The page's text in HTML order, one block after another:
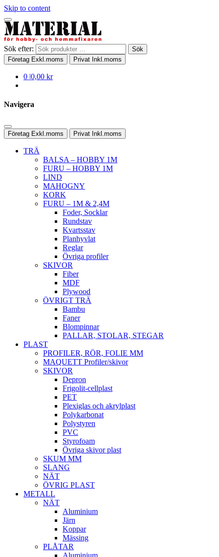
Skip to content
Sök efter:
Sök
Företag Exkl.moms Privat Inkl.moms
0 |0,00 kr
Navigera
Företag Exkl.moms Privat Inkl.moms
TRÄ
BALSA – HOBBY 1M
FURU – HOBBY 1M
LIND
MAHOGNY
KORK
FURU – 1M & 2,4M
Foder, Socklar
Rundstav
Kvartsstav
Planhyvlat
Reglar
Övriga profiler
SKIVOR
Fiber
MDF
Plywood
ÖVRIGT TRÄ
Bambu
Faner
Blompinnar
PALLAR, STOLAR, STEGAR
PLAST
PROFILER, RÖR, FOLIE MM
MAQUETT Profiler/skivor
SKIVOR
Depron
Frigolit-cellplast
PET
Plexiglas och akrylplast
Polykarbonat
Polystyren
PVC
Styrofoam
Övriga skivor plast
SKUM MM
SLANG
NÄT
ÖVRIG PLAST
METALL
NÄT
Aluminium
Järn
Koppar
Mässing
PLÅTAR
Aluminium